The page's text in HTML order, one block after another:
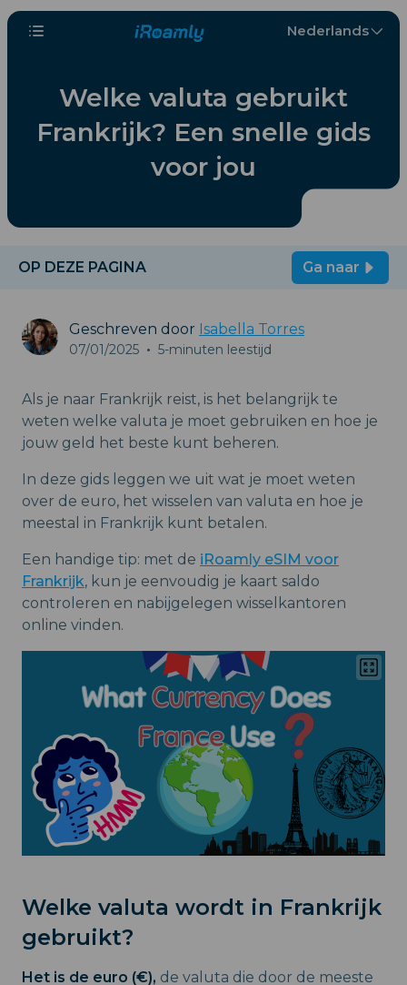
Nederlands
Welke valuta gebruikt
Frankrijk? Een snelle gids
voor jou
OP DEZE PAGINA Ga naar
Geschreven door Isabella Torres
07/01/2025 • 5-minuten leestijd
Als je naar Frankrijk reist, is het belangrijk te
weten welke valuta je moet gebruiken en hoe je
jouw geld het beste kunt beheren.
In deze gids leggen we uit wat je moet weten
over de euro, het wisselen van valuta en hoe je
meestal in Frankrijk kunt betalen.
Een handige tip: met de iRoamly eSIM voor
Frankrijk, kun je eenvoudig je kaart saldo
controleren en nabijgelegen wisselkantoren
online vinden.
Welke valuta wordt in Frankrijk
gebruikt?
Het is de euro (€), de valuta die door de meeste